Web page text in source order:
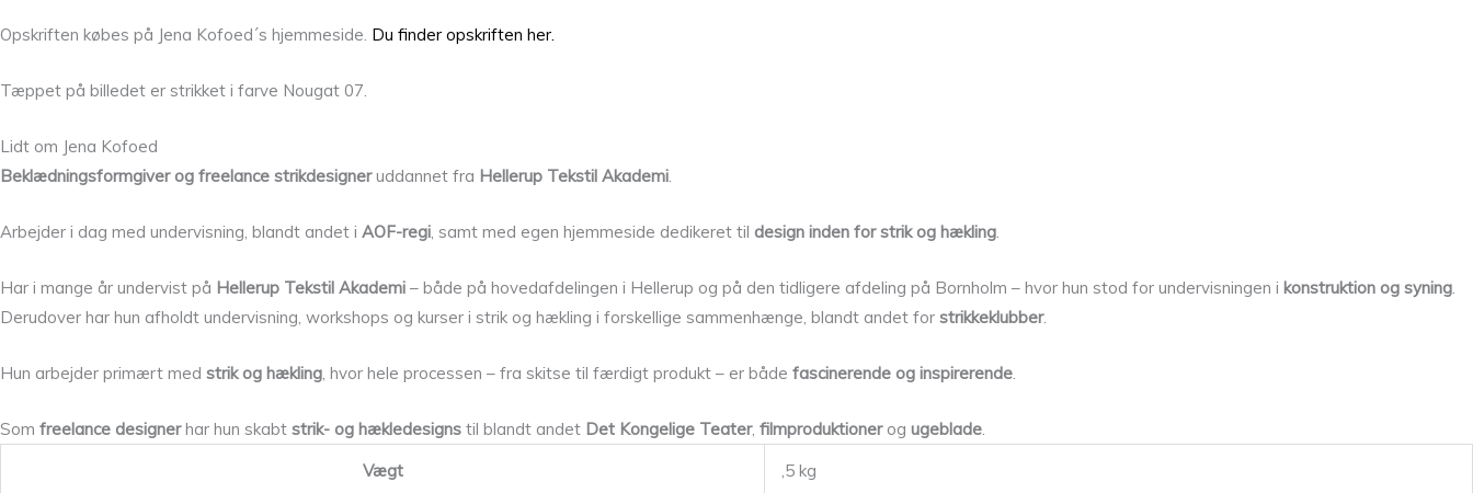
Opskriften købes på Jena Kofoed´s hjemmeside. Du finder opskriften her.
Tæppet på billedet er strikket i farve Nougat 07.
Lidt om Jena Kofoed
Beklædningsformgiver og freelance strikdesigneruddannet fra Hellerup Tekstil Akademi.
Arbejder i dag med undervisning, blandt andet i AOF-regi, samt med egen hjemmeside dedikeret til design inden for strik og hækling.
Har i mange år undervist på Hellerup Tekstil Akademi – både på hovedafdelingen i Hellerup og på den tidligere afdeling på Bornholm – hvor hun stod for undervisningen i konstruktion og syning.
Derudover har hun afholdt undervisning, workshops og kurser i strik og hækling i forskellige sammenhænge, blandt andet for strikkeklubber.
Hun arbejder primært med strik og hækling, hvor hele processen – fra skitse til færdigt produkt – er både fascinerende og inspirerende.
Som freelance designerhar hun skabt strik- og hækledesigns til blandt andet Det Kongelige Teater, filmproduktionerog ugeblade.
Vægt
,5 kg